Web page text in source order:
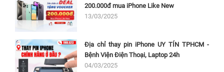
200.000đ mua iPhone Like New
13/03/2025
Địa chỉ thay pin iPhone UY TÍN TPHCM -
Bệnh Viện Điện Thoại, Laptop 24h
04/03/2025